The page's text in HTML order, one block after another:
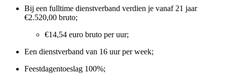
Bij een fulltime dienstverband verdien je vanaf 21 jaar
€2.520,00 bruto;
€14,54 euro bruto per uur;
Een dienstverband van 16 uur per week;
Feestdagentoeslag 100%;